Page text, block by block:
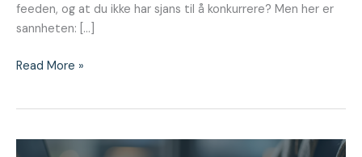
feeden, og at du ikke har sjans til å konkurrere? Men her er
sannheten: […]
Read More »